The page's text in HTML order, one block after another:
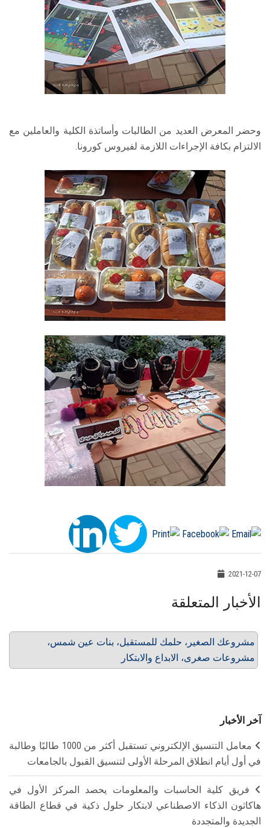
وحضر المعرض العديد من الطالبات وأساتذة الكلية والعاملين مع
الالتزام بكافة الإجراءات اللازمة لفيروس كورونا.
2021-12-07
الأخبار المتعلقة
مشروعك الصغير، حلمك للمستقبل، بنات عين شمس،
مشروعات صغرى، الابداع والابتكار
آخر الأخبار
معامل التنسيق الإلكتروني تستقبل أكثر من 1000 طالبًا وطالبة
في أول أيام انطلاق المرحلة الأولى لتنسيق القبول بالجامعات
فريق كلية الحاسبات والمعلومات يحصد المركز الأول في
هاكاثون الذكاء الاصطناعي لابتكار حلول ذكية في قطاع الطاقة
الجديدة والمتجددة